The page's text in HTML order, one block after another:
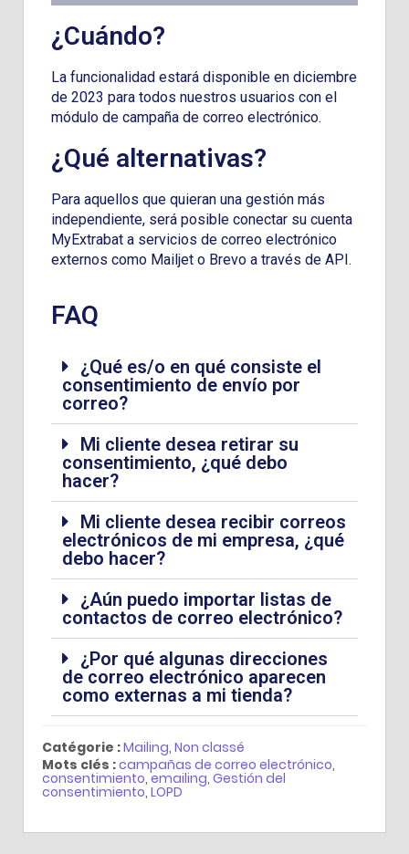
¿Cuándo?
La funcionalidad estará disponible en diciembre
de 2023 para todos nuestros usuarios con el
módulo de campaña de correo electrónico.
¿Qué alternativas?
Para aquellos que quieran una gestión más
independiente, será posible conectar su cuenta
MyExtrabat a servicios de correo electrónico
externos como Mailjet o Brevo a través de API.
FAQ
¿Qué es/o en qué consiste el
consentimiento de envío por
correo?
Mi cliente desea retirar su
consentimiento, ¿qué debo
hacer?
Mi cliente desea recibir correos
electrónicos de mi empresa, ¿qué
debo hacer?
¿Aún puedo importar listas de
contactos de correo electrónico?
¿Por qué algunas direcciones
de correo electrónico aparecen
como externas a mi tienda?
Catégorie :Mailing, Non classé
Mots clés :campañas de correo electrónico,
consentimiento,emailing, Gestión del
consentimiento, LOPD